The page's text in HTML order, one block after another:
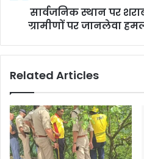
सार्वजनिक स्थान पर
ग्रामीणों पर जानलेवा
Related Articles